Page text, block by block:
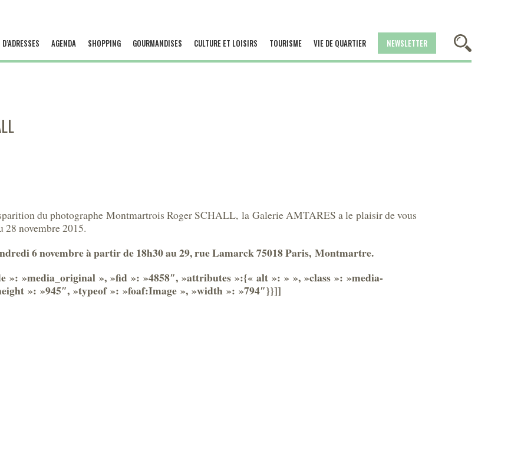
AGENDA SHOPPING GOURMANDISES CULTURE ET LOISIRS TOURISME VIE DE QUARTIER NEWSLETTER
du photographe Montmartrois Roger SCHALL, la Galerie AMTARES a le plaisir de vous
28 novembre 2015.
6 novembre à partir de 18h30 au 29, rue Lamarck 75018 Paris, Montmartre.
»: »media_original », »fid »: »4858″, »attributes »:{« alt »: » », »class »: »media-
»: »945″, »typeof »: »foaf:Image », »width »: »794″}}]]